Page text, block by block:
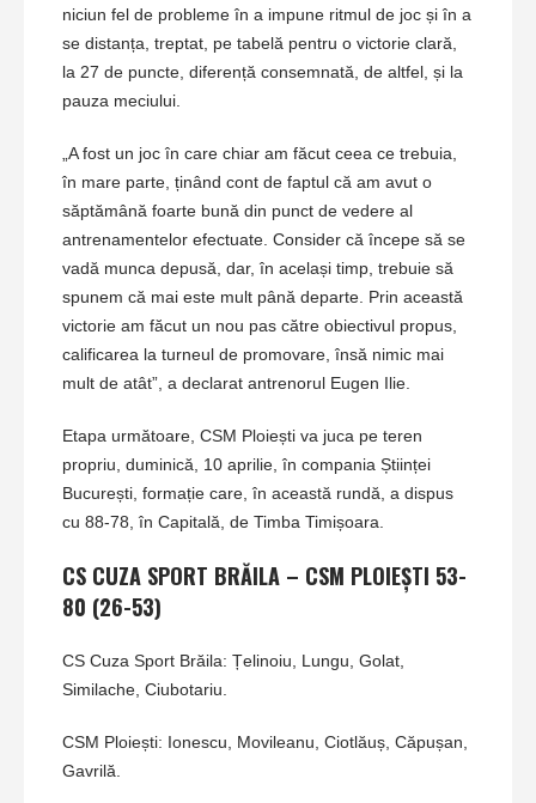
niciun fel de probleme în a impune ritmul de joc și în a
se distanța, treptat, pe tabelă pentru o victorie clară,
la 27 de puncte, diferență consemnată, de altfel, și la
pauza meciului.
„A fost un joc în care chiar am făcut ceea ce trebuia,
în mare parte, ținând cont de faptul că am avut o
săptămână foarte bună din punct de vedere al
antrenamentelor efectuate. Consider că începe să se
vadă munca depusă, dar, în același timp, trebuie să
spunem că mai este mult până departe. Prin această
victorie am făcut un nou pas către obiectivul propus,
calificarea la turneul de promovare, însă nimic mai
mult de atât”, a declarat antrenorul Eugen Ilie.
Etapa următoare, CSM Ploiești va juca pe teren
propriu, duminică, 10 aprilie, în compania Științei
București, formație care, în această rundă, a dispus
cu 88-78, în Capitală, de Timba Timișoara.
CS CUZA SPORT BRĂILA – CSM PLOIEȘTI 53-
80 (26-53)
CS Cuza Sport Brăila: Țelinoiu, Lungu, Golat,
Similache, Ciubotariu.
CSM Ploiești: Ionescu, Movileanu, Ciotlăuș, Căpușan,
Gavrilă.